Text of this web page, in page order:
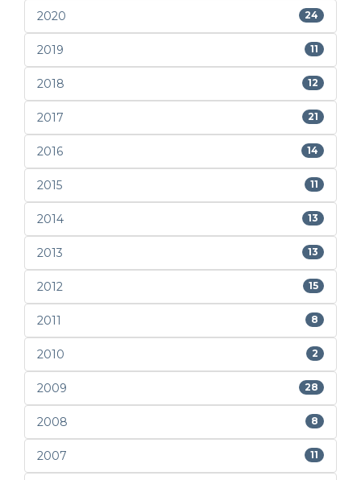
2020 24
2019 11
2018 12
2017 21
2016 14
2015 11
2014 13
2013 13
2012 15
2011 8
2010 2
2009 28
2008 8
2007 11